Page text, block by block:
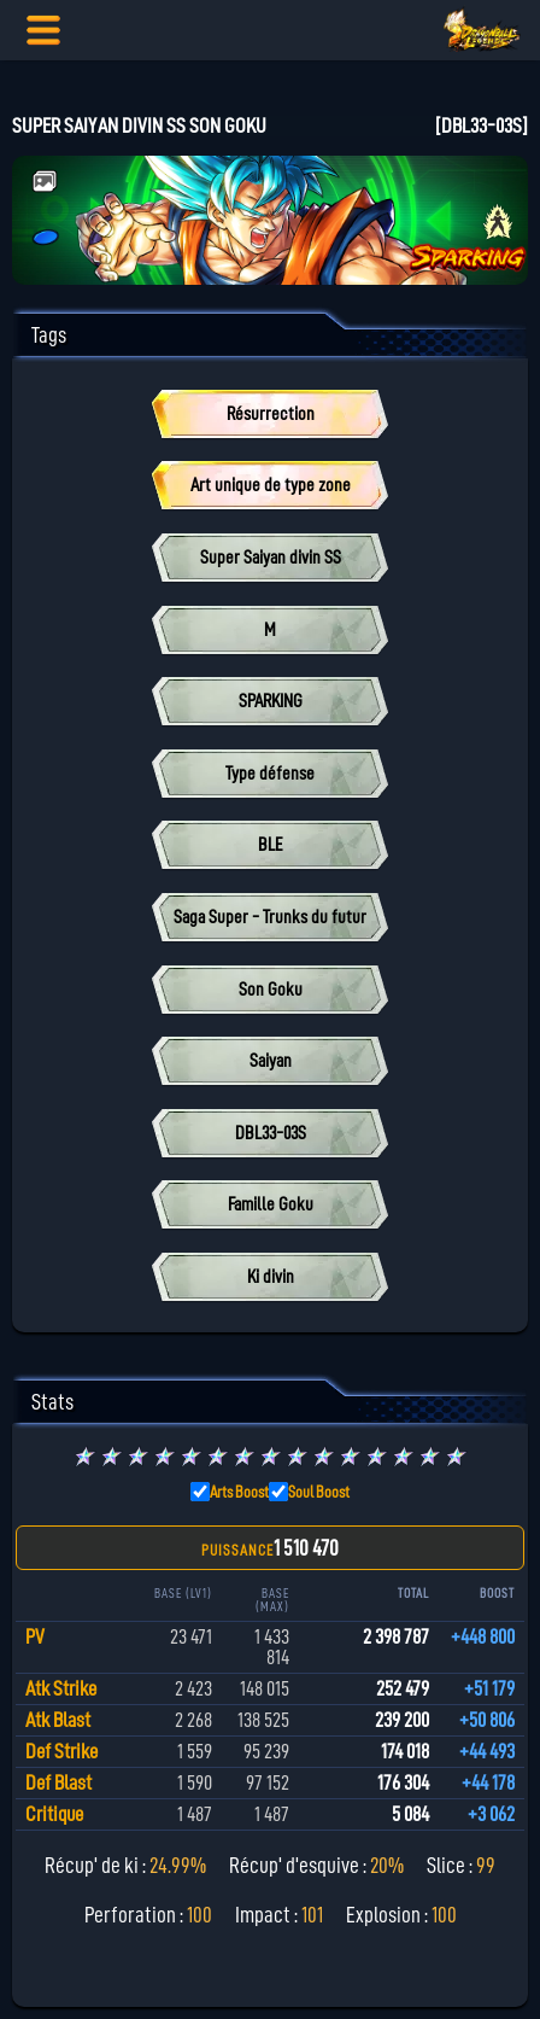
SUPER SAIYAN DIVIN SS SON GOKU [DBL33-03S]
Tags
Résurrection
Art unique de type zone
Super Saiyan divin SS
M
SPARKING
Type défense
BLE
Saga Super - Trunks du futur
Son Goku
Saiyan
DBL33-03S
Famille Goku
Ki divin
Stats
★ ★ ★ ★ ★ ★ ★ ★ ★ ★ ★ ★ ★ ★ ★
Arts Boost Soul Boost
PUISSANCE1 510 470
BASE (LV1)
BASE
(MAX)
TOTAL BOOST
PV 23 471
1 433
814
2 398 787 +448 800
Atk Strike 2 423 148 015 252 479
+51 179
Atk Blast
2 268 138 525 239 200
+50 806
Def Strike
1 559 95 239 174 018
+44 493
Def Blast
1 590 97 152 176 304
+44 178
Critique
1 487 1 487 5 084 +3 062
Récup' de ki : 24.99% Récup' d'esquive : 20% Slice :99
Perforation :100 Impact :101 Explosion :100